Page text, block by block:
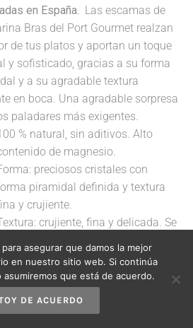
en España. Las escamas de
Bras del Port Gourmet realzan
de tus platos y aportan un toque
y sofisticado, gracias a su forma
y a su agradable textura
en boca. Una agradable sorpresa
paladares más exigentes.
% natural, sin aditivos. Alto
de magnesio.
preciosos cristales con
piramidal definida y textura
y crujiente.
crujiente, fina y delicada. Se
del paladar.
sutil, menos salado que la sal
de uso: se aconseja su
asegurar que damos la mejor
en nuestro sitio web. Si continúa
que está de acuerdo.
DE ACUERDO